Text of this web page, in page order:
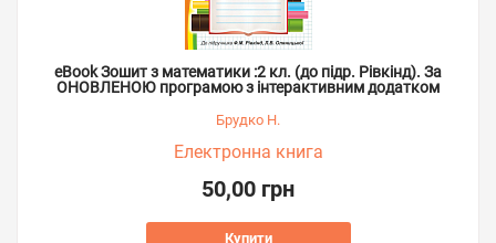
eBook Зошит з математики :2 кл. (до підр. Рівкінд). За
ОНОВЛЕНОЮ програмою з інтерактивним додатком
Брудко Н.
Електронна книга
50,00 грн
Купити